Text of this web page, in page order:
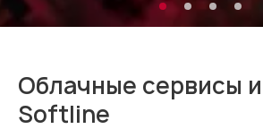
Облачные сервисы
Softline